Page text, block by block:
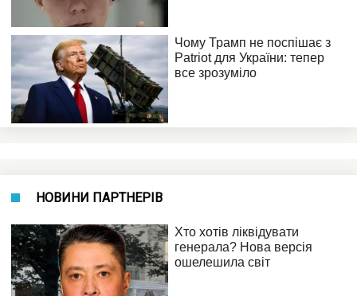
НОВИНИ ПАРТНЕРІВ